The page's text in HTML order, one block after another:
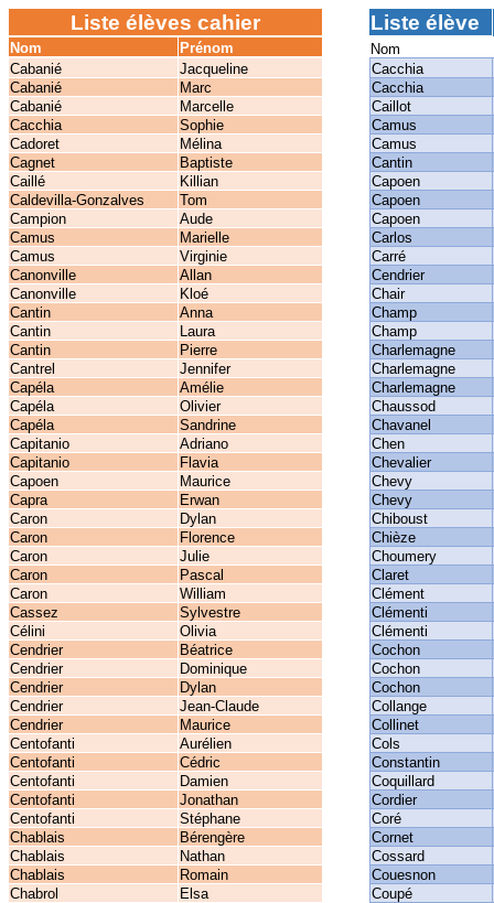
Liste élèves cahier Liste élève
Nom Prénom Nom
Cabanié
Jacqueline
Cacchia
Cabanié
Marc
Cacchia
Cabanié
Marcelle
Caillot
Cacchia
Sophie
Camus
Cadoret
Mélina
Camus
Cagnet
Baptiste
Cantin
Caillé
Killian
Capoen
Caldevilla-Gonzalves
Tom
Capoen
Campion
Aude
Capoen
Camus
Marielle
Carlos
Camus
Virginie
Carré
Canonville
Allan
Cendrier
Canonville
Kloé
Chair
Cantin
Anna
Champ
Cantin
Laura
Champ
Cantin
Pierre
Charlemagne
Cantrel
Jennifer
Charlemagne
Capéla
Amélie
Charlemagne
Capéla
Olivier
Chaussod
Capéla
Sandrine
Chavanel
Capitanio
Adriano
Chen
Capitanio
Flavia
Chevalier
Capoen
Maurice
Chevy
Capra
Erwan
Chevy
Caron
Dylan
Chiboust
Caron
Florence
Chièze
Caron
Julie
Choumery
Caron
Pascal
Claret
Caron
William
Clément
Cassez
Sylvestre
Clémenti
Célini
Olivia
Clémenti
Cendrier
Béatrice
Cochon
Cendrier
Dominique
Cochon
Cendrier
Dylan
Cochon
Cendrier
Jean-Claude
Collange
Cendrier
Maurice
Collinet
Centofanti
Aurélien
Cols
Centofanti
Cédric
Constantin
Centofanti
Damien
Coquillard
Centofanti
Jonathan
Cordier
Centofanti
Stéphane
Coré
Chablais
Bérengère
Cornet
Chablais
Nathan
Cossard
Chablais
Romain
Couesnon
Chabrol
Elsa
Coupé